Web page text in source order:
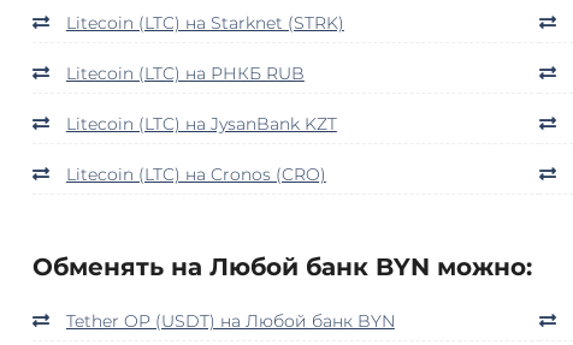
Litecoin (LTC) на Starknet (STRK)
Litecoin (LTC) на РНКБ RUB
Litecoin (LTC) на JysanBank KZT
Litecoin (LTC) на Cronos (CRO)
Обменять на Любой банк BYN можно:
Tether OP (USDT) на Любой банк BYN